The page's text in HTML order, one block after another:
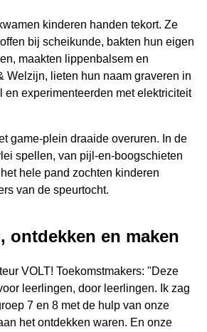
kinderen handen tekort. Ze
bij scheikunde, bakten hun eigen
maakten lippenbalsem en
Welzijn, lieten hun naam graveren in
en experimenteerden met elektriciteit
game-plein draaide overuren. In de
spellen, van pijl-en-boogschieten
hele pand zochten kinderen
van de speurtocht.
ontdekken en maken
VOLT! Toekomstmakers: "Deze
leerlingen, door leerlingen. Ik zag
7 en 8 met de hulp van onze
het ontdekken waren. En onze